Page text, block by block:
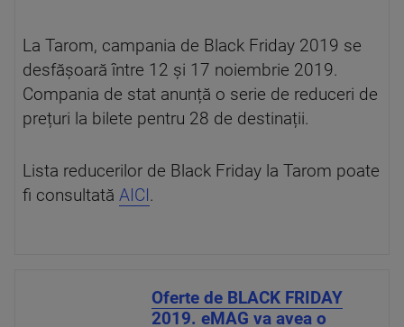
La Tarom, campania de Black Friday 2019 se
desfășoară între 12 și 17 noiembrie 2019.
Compania de stat anunță o serie de reduceri de
prețuri la bilete pentru 28 de destinații.
Lista reducerilor de Black Friday la Tarom poate
fi consultată AICI .
Oferte de BLACK FRIDAY
2019. eMAG va avea o